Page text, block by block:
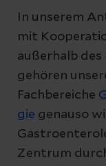
In unserem
mit
außerhalb des
gehören
Fachbereiche
gie genauso
Zentrum